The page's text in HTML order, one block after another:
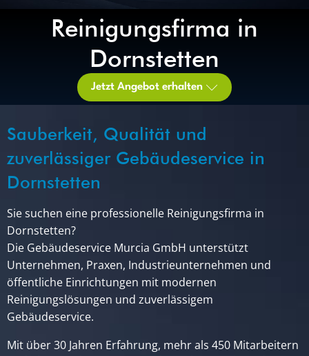
Reinigungsfirma in
Dornstetten
Jetzt Angebot erhalten
Sauberkeit, Qualität und
zuverlässiger Gebäudeservice in
Dornstetten
Sie suchen eine professionelle Reinigungsfirma in
Dornstetten?
Die Gebäudeservice Murcia GmbH unterstützt
Unternehmen, Praxen, Industrieunternehmen und
öffentliche Einrichtungen mit modernen
Reinigungslösungen und zuverlässigem
Gebäudeservice.
Mit über 30 Jahren Erfahrung, mehr als 450 Mitarbeitern